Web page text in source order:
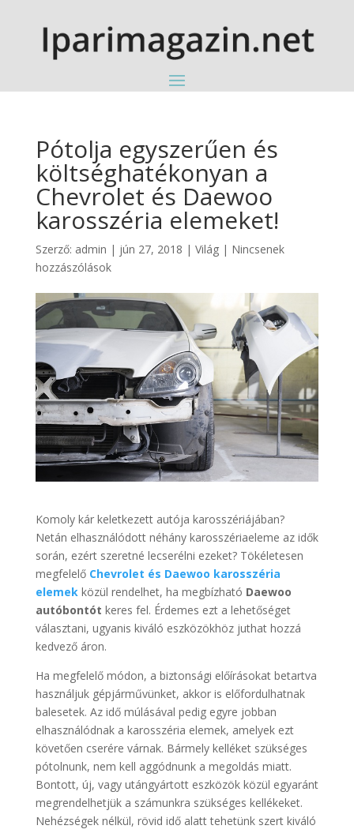
Pótolja egyszerűen és
költséghatékonyan a
Chevrolet és Daewoo
karosszéria elemeket!
Szerző: admin | jún 27, 2018 | Világ| Nincsenek
hozzászólások
Komoly kár keletkezett autója karosszériájában?
Netán elhasználódott néhány karosszériaeleme az idők
során, ezért szeretné lecserélni ezeket? Tökéletesen
megfelelő Chevrolet és Daewoo karosszéria
elemekközül rendelhet, ha megbízható Daewoo
autóbontót keres fel. Érdemes ezt a lehetőséget
választani, ugyanis kiváló eszközökhöz juthat hozzá
kedvező áron.
Ha megfelelő módon, a biztonsági előírásokat betartva
használjuk gépjárművünket, akkor is előfordulhatnak
balesetek. Az idő múlásával pedig egyre jobban
elhasználódnak a karosszéria elemek, amelyek ezt
követően cserére várnak. Bármely kelléket szükséges
pótolnunk, nem kell aggódnunk a megoldás miatt.
Bontott, új, vagy utángyártott eszközök közül egyaránt
megrendelhetjük a számunkra szükséges kellékeket.
Nehézségek nélkül, rövid idő alatt tehetünk szert kiváló